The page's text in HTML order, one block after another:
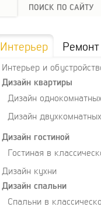
Интерьер Ремонт
Интерьер и
Дизайн квартиры
Дизайн
Дизайн
Дизайн гостиной
Гостиная в
Дизайн кухни
Дизайн спальни
Спальни в